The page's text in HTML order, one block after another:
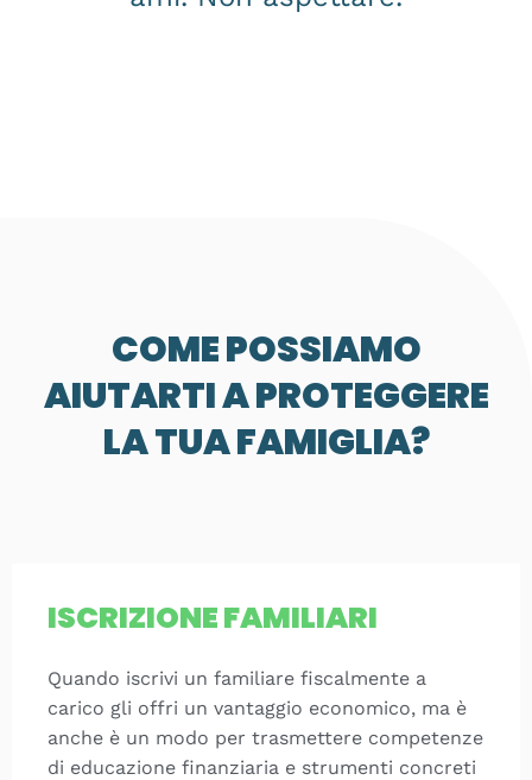
COME POSSIAMO
AIUTARTI A PROTEGGERE
LA TUA FAMIGLIA?
ISCRIZIONE FAMILIARI
Quando iscrivi un familiare fiscalmente a
carico gli offri un vantaggio economico, ma è
anche è un modo per trasmettere competenze
di educazione finanziaria e strumenti concreti